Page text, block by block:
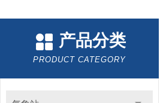
产品分类
PRODUCT CATEGORY